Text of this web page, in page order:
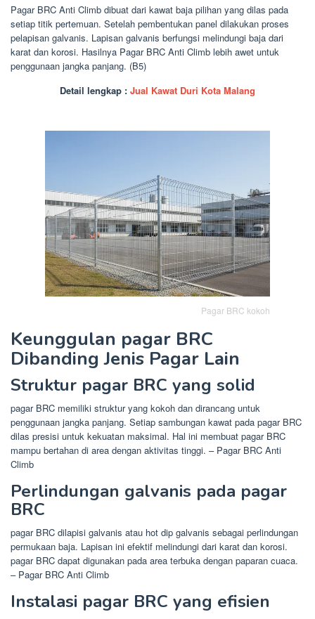
Pagar BRC Anti Climb dibuat dari kawat baja pilihan yang dilas pada
setiap titik pertemuan. Setelah pembentukan panel dilakukan proses
pelapisan galvanis. Lapisan galvanis berfungsi melindungi baja dari
karat dan korosi. Hasilnya Pagar BRC Anti Climb lebih awet untuk
penggunaan jangka panjang. (B5)
Detail lengkap : Jual Kawat Duri Kota Malang
Pagar BRC kokoh
Keunggulan pagar BRC
Dibanding Jenis Pagar Lain
Struktur pagar BRC yang solid
pagar BRC memiliki struktur yang kokoh dan dirancang untuk
penggunaan jangka panjang. Setiap sambungan kawat pada pagar BRC
dilas presisi untuk kekuatan maksimal. Hal ini membuat pagar BRC
mampu bertahan di area dengan aktivitas tinggi. – Pagar BRC Anti
Climb
Perlindungan galvanis pada pagar
BRC
pagar BRC dilapisi galvanis atau hot dip galvanis sebagai perlindungan
permukaan baja. Lapisan ini efektif melindungi dari karat dan korosi.
pagar BRC dapat digunakan pada area terbuka dengan paparan cuaca.
– Pagar BRC Anti Climb
Instalasi pagar BRC yang efisien